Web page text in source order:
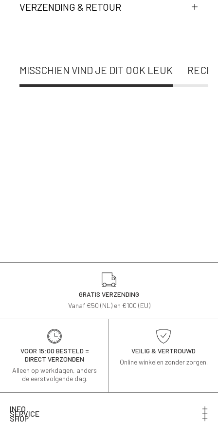
VERZENDING & RETOUR
MISSCHIEN VIND JE DIT OOK LEUK
GRATIS VERZENDING
Vanaf €50 (NL) en €100 (EU)
VOOR 15:00 BESTELD =
DIRECT VERZONDEN
Alleen op werkdagen, anders
de eerstvolgende dag.
VEILIG & VERTROUWD
Online winkelen zonder zorgen.
INFO
SERVICE
SHOP